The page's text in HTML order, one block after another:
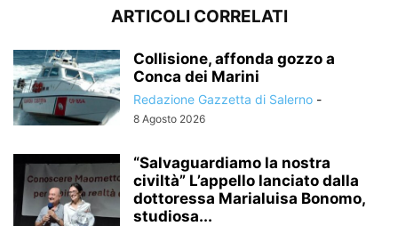
ARTICOLI CORRELATI
Collisione, affonda gozzo a
Conca dei Marini
Redazione Gazzetta di Salerno -
8 Agosto 2026
“Salvaguardiamo la nostra
civiltà” L’appello lanciato dalla
dottoressa Marialuisa Bonomo,
studiosa...